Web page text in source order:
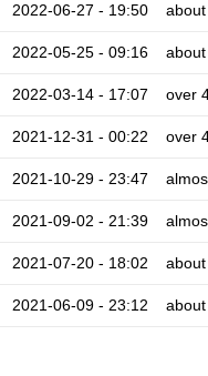
2022-06-27 - 19:50
2022-05-25 - 09:16
2022-03-14 - 17:07 over
2021-12-31 - 00:22 over
2021-10-29 - 23:47
2021-09-02 - 21:39
2021-07-20 - 18:02
2021-06-09 - 23:12